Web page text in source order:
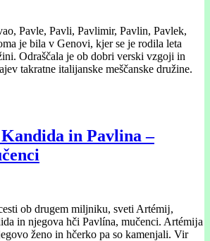
Pavle, Pavli, Pavlimir, Pavlin, Pavlek,
je bila v Genovi, kjer se je rodila leta
Odraščala je ob dobri verski vzgoji in
takratne italijanske meščanske družine.
in Pavlina –
ob drugem miljniku, sveti Artémĳ,
in njegova hči Pavlína, mučenci. Artémĳa
ženo in hčerko pa so kamenjali. Vir